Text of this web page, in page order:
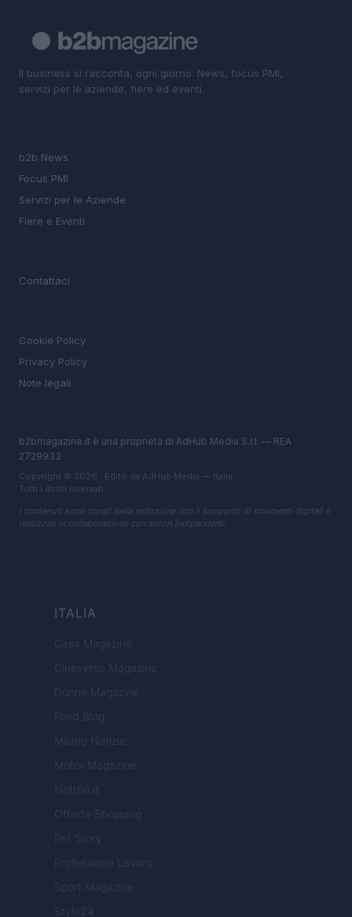
Il business si racconta, ogni giorno. News, focus PMI,
servizi per le aziende, fiere ed eventi.
b2b News
Focus PMI
Servizi per le Aziende
Fiere e Eventi
Contattaci
Cookie Policy
Privacy Policy
Note legali
b2bmagazine.it è una proprietà di AdHub Media S.r.l. — REA
2729933
Copyright © 2026 · Edito da AdHub Media — Italia
Tutti i diritti riservati
I contenuti sono curati dalla redazione con il supporto di strumenti digitali e
realizzati in collaborazione con autori indipendenti.
ITALIA
Casa Magazine
Cineverse Magazine
Donne Magazine
Food Blog
Milano Notizie
Motor Magazine
Notizie.it
Offerte Shopping
Pet Story
Professione Lavoro
Sport Magazine
Style24